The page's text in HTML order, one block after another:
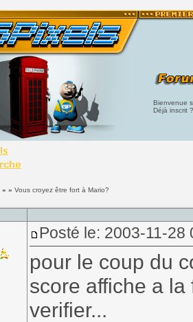
Bienvenue
Déjà inscrit
» » Vous croyez être fort à Mario?
Posté le: 2003-11-28
pour le coup du
score affiche a
verifier...